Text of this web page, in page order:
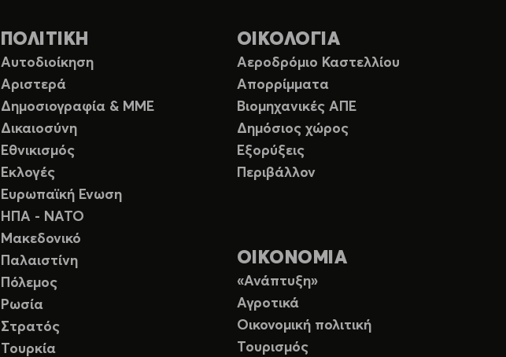
ΠΟΛΙΤΙΚΗ
Αυτοδιοίκηση
Αριστερά
Δημοσιογραφία & ΜΜΕ
Δικαιοσύνη
Εθνικισμός
Εκλογές
Ευρωπαϊκή Ενωση
ΗΠΑ - ΝΑΤΟ
Μακεδονικό
Παλαιστίνη
Πόλεμος
Ρωσία
Στρατός
Τουρκία
ΟΙΚΟΛΟΓΙΑ
Αεροδρόμιο Καστελλίου
Απορρίμματα
Βιομηχανικές ΑΠΕ
Δημόσιος χώρος
Εξορύξεις
Περιβάλλον
ΟΙΚΟΝΟΜΙΑ
«Ανάπτυξη»
Αγροτικά
Οικονομική πολιτική
Τουρισμός